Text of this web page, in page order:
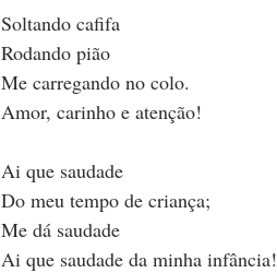
Soltando cafifa
Rodando pião
Me carregando no colo.
Amor, carinho e atenção!
Ai que saudade
Do meu tempo de criança;
Me dá saudade
Ai que saudade da minha infância!